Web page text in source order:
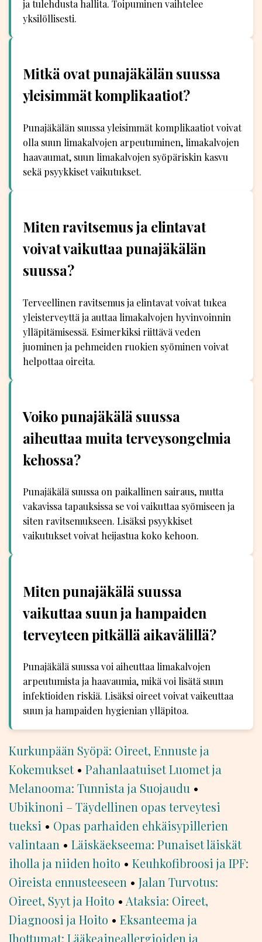
ja tulehdusta hallita. Toipuminen vaihtelee
yksilöllisesti.
Mitkä ovat punajäkälän suussa
yleisimmät komplikaatiot?
Punajäkälän suussa yleisimmät komplikaatiot voivat
olla suun limakalvojen arpeutuminen, limakalvojen
haavaumat, suun limakalvojen syöpäriskin kasvu
sekä psyykkiset vaikutukset.
Miten ravitsemus ja elintavat
voivat vaikuttaa punajäkälän
suussa?
Terveellinen ravitsemus ja elintavat voivat tukea
yleisterveyttä ja auttaa limakalvojen hyvinvoinnin
ylläpitämisessä. Esimerkiksi riittävä veden
juominen ja pehmeiden ruokien syöminen voivat
helpottaa oireita.
Voiko punajäkälä suussa
aiheuttaa muita terveysongelmia
kehossa?
Punajäkälä suussa on paikallinen sairaus, mutta
vakavissa tapauksissa se voi vaikuttaa syömiseen ja
siten ravitsemukseen. Lisäksi psyykkiset
vaikutukset voivat heijastua koko kehoon.
Miten punajäkälä suussa
vaikuttaa suun ja hampaiden
terveyteen pitkällä aikavälillä?
Punajäkälä suussa voi aiheuttaa limakalvojen
arpeutumista ja haavaumia, mikä voi lisätä suun
infektioiden riskiä. Lisäksi oireet voivat vaikeuttaa
suun ja hampaiden hygienian ylläpitoa.
Kurkunpään Syöpä: Oireet, Ennuste ja
Kokemukset• Pahanlaatuiset Luomet ja
Melanooma: Tunnista ja Suojaudu •
Ubikinoni – Täydellinen opas terveytesi
tueksi • Opas parhaiden ehkäisypillerien
valintaan • Läiskäekseema: Punaiset läiskät
iholla ja niiden hoito • Keuhkofibroosi ja IPF:
Oireista ennusteeseen • Jalan Turvotus:
Oireet, Syyt ja Hoito • Ataksia: Oireet,
Diagnoosi ja Hoito • Eksanteema ja
Ihottumat: Lääkeaineallergioiden ja